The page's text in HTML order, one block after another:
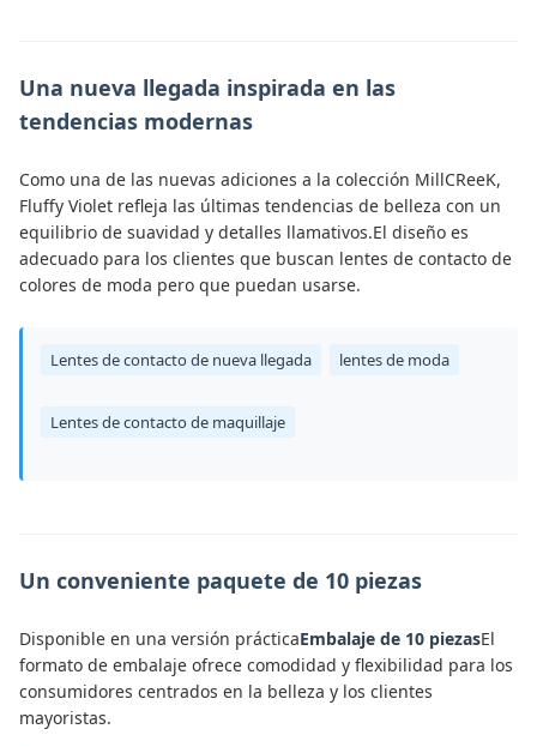
Una nueva llegada inspirada en las
tendencias modernas
Como una de las nuevas adiciones a la colección MillCReeK,
Fluffy Violet refleja las últimas tendencias de belleza con un
equilibrio de suavidad y detalles llamativos.El diseño es
adecuado para los clientes que buscan lentes de contacto de
colores de moda pero que puedan usarse.
Lentes de contacto de nueva llegada lentes de moda
Lentes de contacto de maquillaje
Un conveniente paquete de 10 piezas
Disponible en una versión prácticaEmbalaje de 10 piezasEl
formato de embalaje ofrece comodidad y flexibilidad para los
consumidores centrados en la belleza y los clientes
mayoristas.